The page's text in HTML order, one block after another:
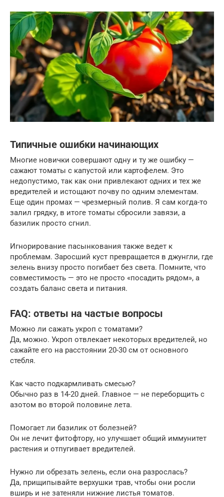
Типичные ошибки начинающих
Многие новички совершают одну и ту же ошибку —
сажают томаты с капустой или картофелем. Это
недопустимо, так как они привлекают одних и тех же
вредителей и истощают почву по одним элементам.
Еще один промах — чрезмерный полив. Я сам когда-то
залил грядку, в итоге томаты сбросили завязи, а
базилик просто сгнил.
Игнорирование пасынкования также ведет к
проблемам. Заросший куст превращается в джунгли, где
зелень внизу просто погибает без света. Помните, что
совместимость — это не просто «посадить рядом», а
создать баланс света и питания.
FAQ: ответы на частые вопросы
Можно ли сажать укроп с томатами?
Да, можно. Укроп отвлекает некоторых вредителей, но
сажайте его на расстоянии 20-30 см от основного
стебля.
Как часто подкармливать смесью?
Обычно раз в 14-20 дней. Главное — не переборщить с
азотом во второй половине лета.
Помогает ли базилик от болезней?
Он не лечит фитофтору, но улучшает общий иммунитет
растения и отпугивает вредителей.
Нужно ли обрезать зелень, если она разрослась?
Да, прищипывайте верхушки трав, чтобы они росли
вширь и не затеняли нижние листья томатов.